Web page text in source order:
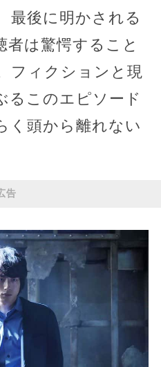
最後に明かされる
者は驚愕すること
フィクションと現
るこのエピソード
く頭から離れない
告